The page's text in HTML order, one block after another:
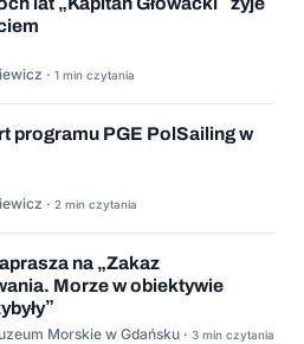
· 1 min czytania
programu PGE PolSailing w
· 2 min czytania
na „Zakaz
Morze w obiektywie
Morskie w Gdańsku · 3 min czytania